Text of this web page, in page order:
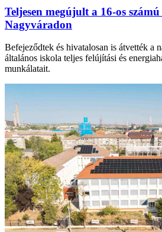
Teljesen megújult a 16-os
Nagyváradon
Befejeződtek és hivatalosan is átvették a
általános iskola teljes felújítási és
munkálatait.